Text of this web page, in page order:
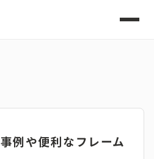
例や便利なフレーム